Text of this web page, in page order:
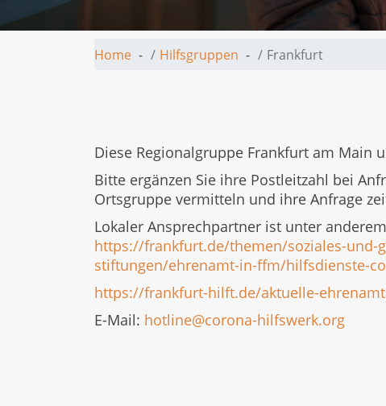
Home Hilfsgruppen Frankfurt
Diese Regionalgruppe Frankfurt am Main
Bitte ergänzen Sie ihre Postleitzahl bei
Ortsgruppe vermitteln und ihre Anfrage
Lokaler Ansprechpartner ist unter
https://frankfurt.de/themen/soziales-und-
stiftungen/ehrenamt-in-ffm/hilfsdienste-
https://frankfurt-hilft.de/aktuelle-
E-Mail: hotline@corona-hilfswerk.org